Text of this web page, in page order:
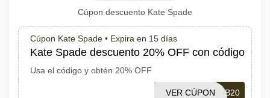
Cúpon descuento Kate Spade
Cúpon Kate Spade • Expira en 15 días
Kate Spade descuento 20% OFF con código
Usa el código y obtén 20% OFF
NEWHB20
VER CÚPON